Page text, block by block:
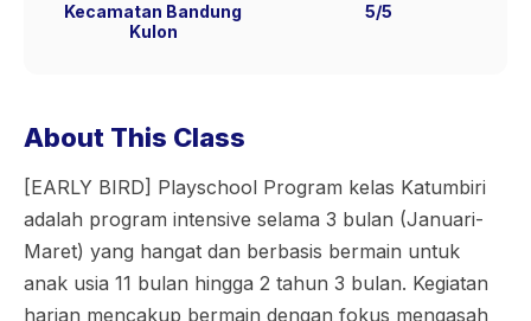
Kecamatan Bandung
Kulon
5/5
About This Class
[EARLY BIRD] Playschool Program kelas Katumbiri
adalah program intensive selama 3 bulan (Januari-
Maret) yang hangat dan berbasis bermain untuk
anak usia 11 bulan hingga 2 tahun 3 bulan. Kegiatan
harian mencakup bermain dengan fokus mengasah